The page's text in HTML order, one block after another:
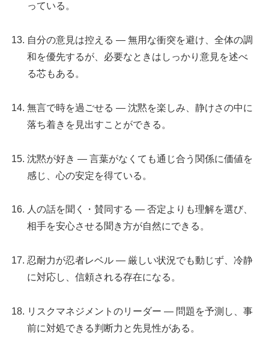
っている。
自分の意見は控える — 無用な衝突を避け、全体の調
和を優先するが、必要なときはしっかり意見を述べ
る芯もある。
無言で時を過ごせる — 沈黙を楽しみ、静けさの中に
落ち着きを見出すことができる。
沈黙が好き — 言葉がなくても通じ合う関係に価値を
感じ、心の安定を得ている。
人の話を聞く・賛同する — 否定よりも理解を選び、
相手を安心させる聞き方が自然にできる。
忍耐力が忍者レベル — 厳しい状況でも動じず、冷静
に対応し、信頼される存在になる。
リスクマネジメントのリーダー — 問題を予測し、事
前に対処できる判断力と先見性がある。